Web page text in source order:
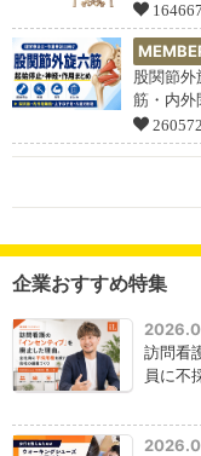
股関節
筋・内外
企業おすすめ特集
訪問看
員に不